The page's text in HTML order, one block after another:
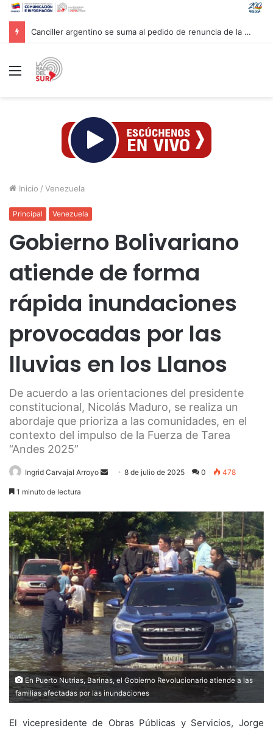
Canciller argentino se suma al pedido de renuncia de la vicepresidenta Villarruel
Menú
Inicio / Venezuela
Principal Venezuela
Gobierno Bolivariano
atiende de forma
rápida inundaciones
provocadas por las
lluvias en los Llanos
De acuerdo a las orientaciones del presidente
constitucional, Nicolás Maduro, se realiza un
abordaje que prioriza a las comunidades, en el
contexto del impulso de la Fuerza de Tarea
“Andes 2025”
Ingrid Carvajal Arroyo
Send8 de julio de 2025 0 478
1 minuto de lectura
En Puerto Nutrias, Barinas, el Gobierno Revolucionario atiende a las
familias afectadas por las inundaciones
El vicepresidente de Obras Públicas y Servicios, Jorge